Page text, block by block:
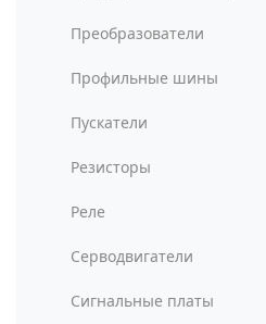
Преобразователи
Профильные шины
Пускатели
Резисторы
Реле
Серводвигатели
Сигнальные платы